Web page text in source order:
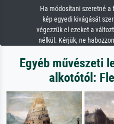
Ha módosítani szeretné a
kép egyedi kivágását
végezzük el ezeket a
nélkül. Kérjük, ne
Egyéb művészeti
alkotótól: